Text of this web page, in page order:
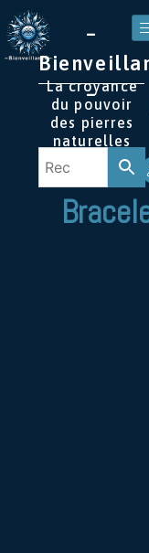
–
–
La croyance
du pouvoir
des pierres
naturelles